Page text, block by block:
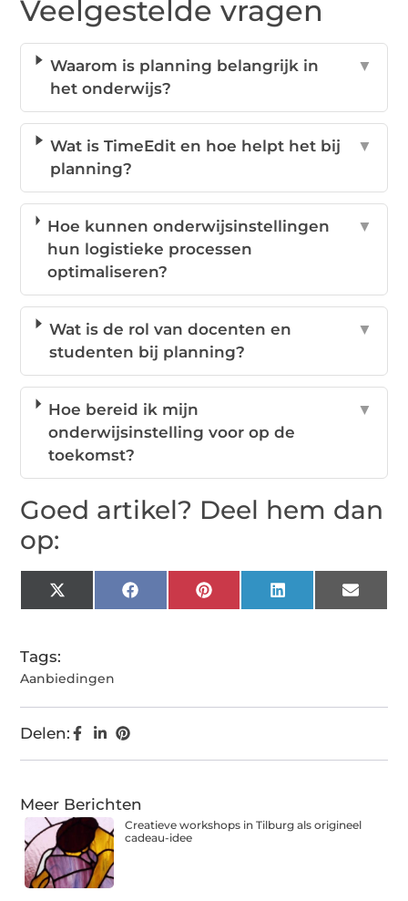
Veelgestelde vragen
Waarom is planning belangrijk in
het onderwijs?
▼
Wat is TimeEdit en hoe helpt het bij
planning?
▼
Hoe kunnen onderwijsinstellingen
hun logistieke processen
optimaliseren?
▼
Wat is de rol van docenten en
studenten bij planning?
▼
Hoe bereid ik mijn
onderwijsinstelling voor op de
toekomst?
▼
Goed artikel? Deel hem dan
op:
X
(Twitter)
FacebookPinterestLinkedIn Email
Tags:
Aanbiedingen
Delen:
Meer Berichten
Creatieve workshops in Tilburg als origineel
cadeau-idee